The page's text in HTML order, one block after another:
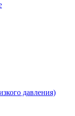
давления)